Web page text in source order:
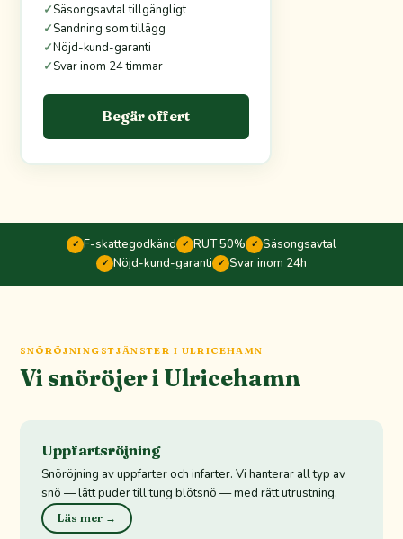
✓Säsongsavtal tillgängligt
✓Sandning som tillägg
✓Nöjd-kund-garanti
✓Svar inom 24 timmar
Begär offert
✓ F-skattegodkänd ✓ RUT 50% ✓ Säsongsavtal
✓ Nöjd-kund-garanti ✓ Svar inom 24h
SNÖRÖJNINGSTJÄNSTER I ULRICEHAMN
Vi snöröjer i Ulricehamn
Uppfartsröjning
Snöröjning av uppfarter och infarter. Vi hanterar all typ av
snö — lätt puder till tung blötsnö — med rätt utrustning.
Läs mer →